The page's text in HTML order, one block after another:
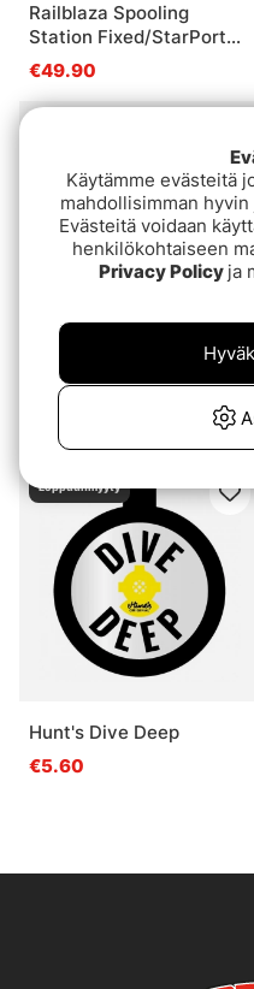
Railblaza Spooling
Station Fixed/StarPort
Mount
€49.90
Berkley Portable Line
Spool Station
Loppuunmyyty
Hunt's Dive Deep
€5.60
Käytämme evästeitä
mahdollisimman
Evästeitä voidaan
henkilökohtaiseen
Privacy Policy ja